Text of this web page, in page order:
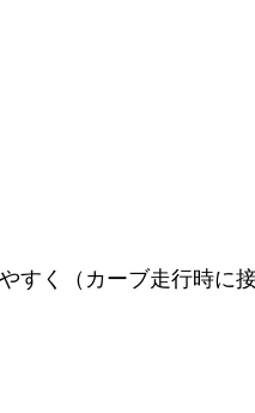
く（カーブ走行時に